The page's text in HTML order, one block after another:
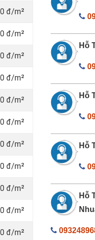
đ/m²
đ/m²
đ/m²
đ/m²
đ/m²
đ/m²
đ/m²
đ/m²
đ/m²
đ/m²
đ/m²
Hỗ
Hỗ
Hỗ
Hỗ